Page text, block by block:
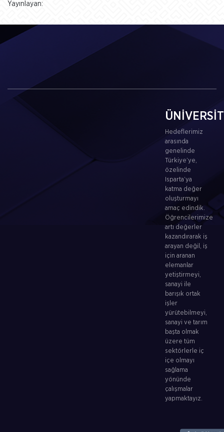
Yayınlayan:
Hedeflerimiz
arasında
genelinde
Türkiye’ye,
özelinde
Isparta’ya
katma değer
oluşturmayı
amaç edindik.
Öğrencilerimize
artı değerler
kazandırarak iş
arayan değil, iş
için aranan
elemanlar
yetiştirmeyi,
sanayi ile
barışık ortak
işler
yürütebilmeyi,
sanayi ve tarım
başta olmak
üzere tüm
sektörlerle iç
içe olmayı
sağlama
yönünde
çalışmalar
yapmaktayız.